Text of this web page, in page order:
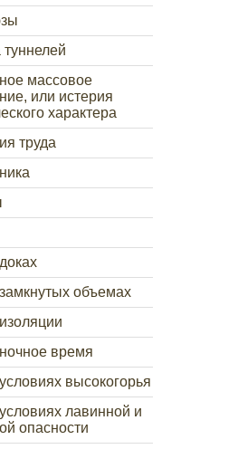
массовое
или истерия
характера
труда
объемах
время
высокогорья
лавинной и
опасности